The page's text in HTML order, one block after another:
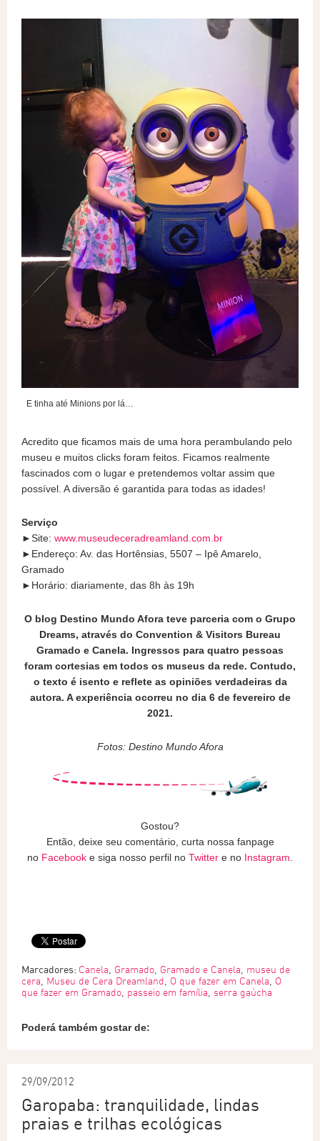
E tinha até Minions por lá…
Acredito que ficamos mais de uma hora perambulando pelo
museu e muitos clicks foram feitos. Ficamos realmente
fascinados com o lugar e pretendemos voltar assim que
possível. A diversão é garantida para todas as idades!
Serviço
►Site: www.museudeceradreamland.com.br
►Endereço: Av. das Hortênsias, 5507 – Ipê Amarelo,
Gramado
►Horário: diariamente, das 8h às 19h
O blog Destino Mundo Afora teve parceria com o Grupo
Dreams, através do Convention & Visitors Bureau
Gramado e Canela. Ingressos para quatro pessoas
foram cortesias em todos os museus da rede. Contudo,
o texto é isento e reflete as opiniões verdadeiras da
autora. A experiência ocorreu no dia 6 de fevereiro de
2021.
Fotos: Destino Mundo Afora
Gostou?
Então, deixe seu comentário, curta nossa fanpage
no Facebook e siga nosso perfil no Twitter e no Instagram
Marcadores: Canela, Gramado, Gramado e Canela, museu de
cera, Museu de Cera Dreamland, O que fazer em Canela, O
que fazer em Gramado, passeio em família, serra gaúcha
Poderá também gostar de:
29/09/2012
Garopaba: tranquilidade, lindas
praias e trilhas ecológicas